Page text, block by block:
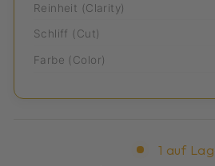
Reinheit (Clarity)
Schliff (Cut)
Farbe (Color)
1 auf